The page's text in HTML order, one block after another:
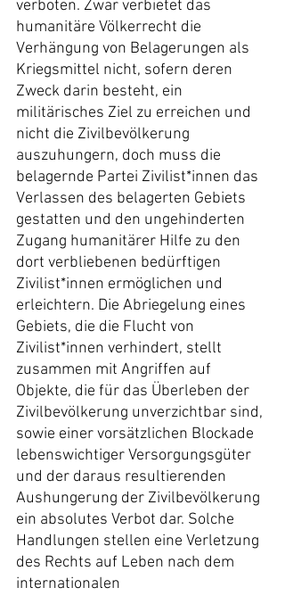
verboten. Zwar verbietet das
humanitäre Völkerrecht die
Verhängung von Belagerungen als
Kriegsmittel nicht, sofern deren
Zweck darin besteht, ein
militärisches Ziel zu erreichen und
nicht die Zivilbevölkerung
auszuhungern, doch muss die
belagernde Partei Zivilist*innen das
Verlassen des belagerten Gebiets
gestatten und den ungehinderten
Zugang humanitärer Hilfe zu den
dort verbliebenen bedürftigen
Zivilist*innen ermöglichen und
erleichtern. Die Abriegelung eines
Gebiets, die die Flucht von
Zivilist*innen verhindert, stellt
zusammen mit Angriffen auf
Objekte, die für das Überleben der
Zivilbevölkerung unverzichtbar sind,
sowie einer vorsätzlichen Blockade
lebenswichtiger Versorgungsgüter
und der daraus resultierenden
Aushungerung der Zivilbevölkerung
ein absolutes Verbot dar. Solche
Handlungen stellen eine Verletzung
des Rechts auf Leben nach dem
internationalen